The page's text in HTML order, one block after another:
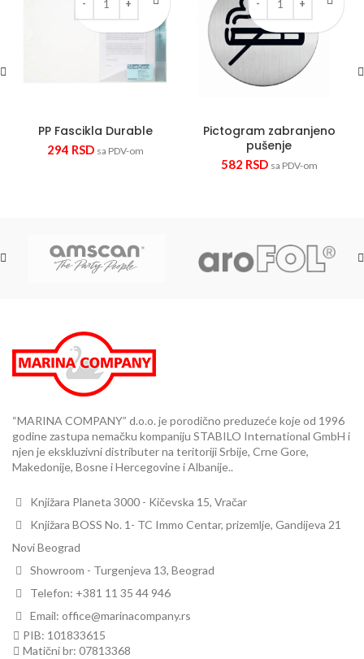
PP Fascikla Durable
294 RSD sa PDV-om
Pictogram zabranjeno
pušenje
582 RSD sa PDV-om
“MARINA COMPANY” d.o.o. je porodično preduzeće koje od 1996
godine zastupa nemačku kompaniju STABILO International GmbH i
njen je ekskluzivni distributer na teritoriji Srbije, Crne Gore,
Makedonije, Bosne i Hercegovine i Albanije..
Knjižara Planeta 3000 - Kičevska 15, Vračar
Knjižara BOSS No. 1- TC Immo Centar, prizemlje, Gandijeva 21
Novi Beograd
Showroom - Turgenjeva 13, Beograd
Telefon: +381 11 35 44 946
Email: office@marinacompany.rs
PIB: 101833615
Matični br: 07813368